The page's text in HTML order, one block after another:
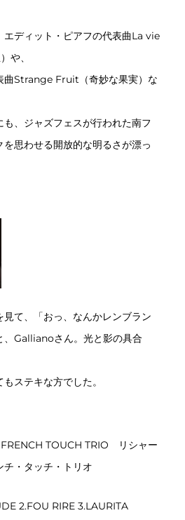
エディット・ピアフの代表曲La vie
や、
曲Strange Fruit（奇妙な果実）な
も、ジャズフェスが行われた南フ
思わせる開放的な明るさが漂っ
て、「おっ、なんかレンブラン
、Gallianoさん。光と影の具合
ステキな方でした。
TOUCH TRIO リシャー
チ・タッチ・トリオ
2.FOU RIRE 3.LAURITA